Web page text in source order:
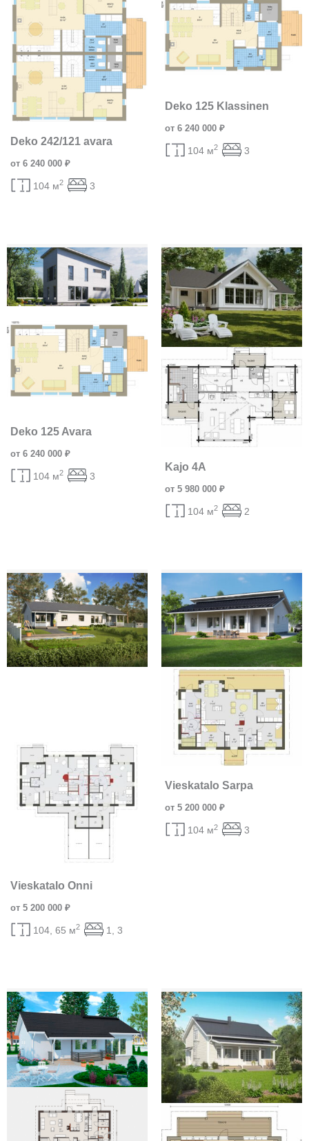
Deko 242/121 avara
от 6 240 000 ₽
104 м2 3
Deko 125 Klassinen
от 6 240 000 ₽
104 м2 3
Deko 125 Avara
от 6 240 000 ₽
104 м2 3
Kajo 4A
от 5 980 000 ₽
104 м2 2
Vieskatalo Onni
от 5 200 000 ₽
104, 65 м2 1, 3
Vieskatalo Sarpa
от 5 200 000 ₽
104 м2 3